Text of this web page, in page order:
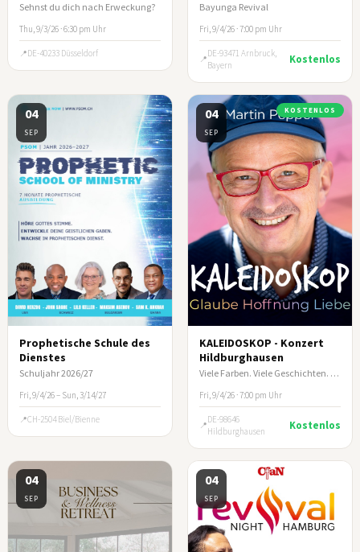
Sehnst du dich nach Erweckung?
Thu, 9/3/26 · 6:30 pm Uhr
DE-40233 Düsseldorf
Bayunga Revival
Fri, 9/4/26 · 7:00 pm Uhr
DE-93471 Arnbruck,
Bayern
Kostenlos
04
SEP
Prophetische Schule des
Dienstes
Schuljahr 2026/27
Fri, 9/4/26 – Sun, 3/14/27
CH-2504 Biel/Bienne
04
SEP
KOSTENLOS
KALEIDOSKOP - Konzert
Hildburghausen
Viele Farben. Viele Geschichten. Ein Abend, der berührt.
Fri, 9/4/26 · 7:00 pm Uhr
DE-98646
Hildburghausen
Kostenlos
04
SEP
04
SEP